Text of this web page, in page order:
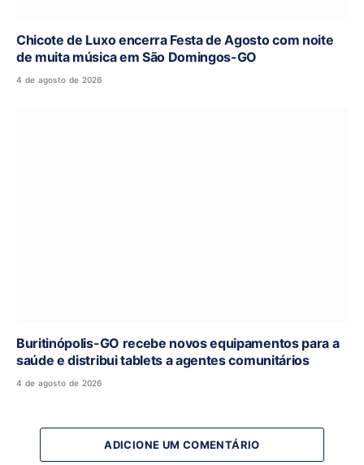
Chicote de Luxo encerra Festa de Agosto com noite
de muita música em São Domingos-GO
4 de agosto de 2026
Buritinópolis-GO recebe novos equipamentos para a
saúde e distribui tablets a agentes comunitários
4 de agosto de 2026
ADICIONE UM COMENTÁRIO